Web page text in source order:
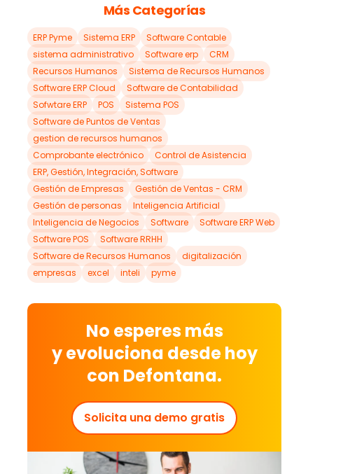
Más Categorías
ERP Pyme Sistema ERP
Software Contable
sistema administrativo
Software erp
CRM
Recursos Humanos
Sistema de Recursos Humanos
Software ERP Cloud
Software de Contabilidad
Sofwtare ERP
POS
Sistema POS
Software de Puntos de Ventas
gestion de recursos humanos
Comprobante electrónico
Control de Asistencia
ERP, Gestión, Integración, Software
Gestión de Empresas
Gestión de Ventas - CRM
Gestión de personas
Inteligencia Artificial
Inteligencia de Negocios
Software
Software ERP Web
Software POS
Software RRHH
Software de Recursos Humanos
digitalización
empresas
excel inteli pyme
No esperes más
yevoluciona desde hoy
con Defontana.
Solicita una demo gratis